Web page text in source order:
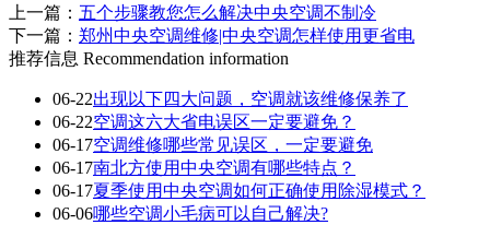
上一篇： 五个步骤教您怎么解决中央空调不制冷
下一篇： 郑州中央空调维修|中央空调怎样使用更省电
推荐信息 Recommendation information
06-22出现以下四大问题，空调就该维修保养了
06-22空调这六大省电误区一定要避免？
06-17空调维修哪些常见误区，一定要避免
06-17南北方使用中央空调有哪些特点？
06-17夏季使用中央空调如何正确使用除湿模式？
06-06哪些空调小毛病可以自己解决?